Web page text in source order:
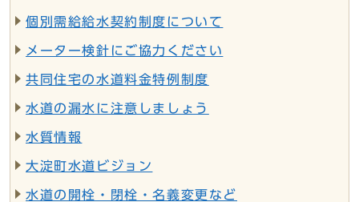
個別需給給水契約制度について
メーター検針にご協力ください
共同住宅の水道料金特例制度
水道の漏水に注意しましょう
水質情報
大淀町水道ビジョン
水道の開栓・閉栓・名義変更など